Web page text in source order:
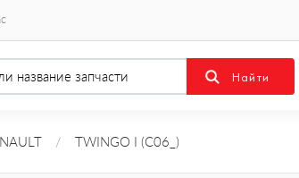
/ TWINGO I (C06_)